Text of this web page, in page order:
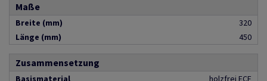
Maße
Breite (mm)
320
Länge (mm)
450
Zusammensetzung
Basismaterial
holzfrei ECF